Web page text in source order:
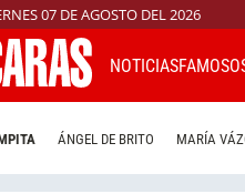
07 DE AGOSTO DEL 2026
NOTICIAS
ÁNGEL DE BRITO MARÍA